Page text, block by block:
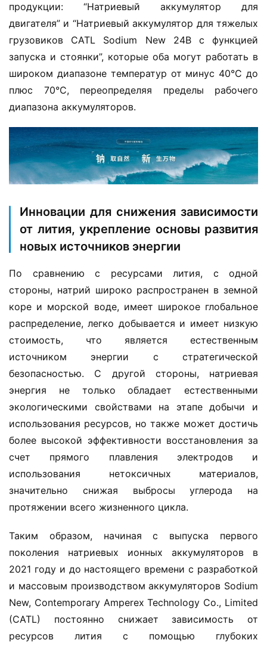
продукции: “Натриевый аккумулятор для
двигателя” и “Натриевый аккумулятор для тяжелых
грузовиков CATL Sodium New 24В с функцией
запуска и стоянки”, которые оба могут работать в
широком диапазоне температур от минус 40°C до
плюс 70°C, переопределяя пределы рабочего
диапазона аккумуляторов.
Инновации для снижения зависимости
от лития, укрепление основы развития
новых источников энергии
По сравнению с ресурсами лития, с одной
стороны, натрий широко распространен в земной
коре и морской воде, имеет широкое глобальное
распределение, легко добывается и имеет низкую
стоимость, что является естественным
источником энергии с стратегической
безопасностью. С другой стороны, натриевая
энергия не только обладает естественными
экологическими свойствами на этапе добычи и
использования ресурсов, но также может достичь
более высокой эффективности восстановления за
счет прямого плавления электродов и
использования нетоксичных материалов,
значительно снижая выбросы углерода на
протяжении всего жизненного цикла.
Таким образом, начиная с выпуска первого
поколения натриевых ионных аккумуляторов в
2021 году и до настоящего времени с разработкой
и массовым производством аккумуляторов Sodium
New, Contemporary Amperex Technology Co., Limited
(CATL) постоянно снижает зависимость от
ресурсов лития с помощью глубоких